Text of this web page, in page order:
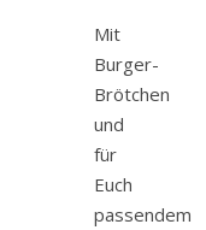
Mit
Burger-
Brötchen
und
für
Euch
passendem